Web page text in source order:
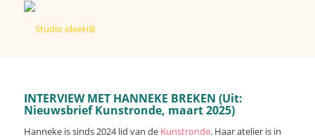
INTERVIEW MET HANNEKE BREKEN (Uit:
NieuwsbriefKunstronde, maart 2025)
Hanneke is sinds 2024 lid van de Kunstronde. Haar atelier is in